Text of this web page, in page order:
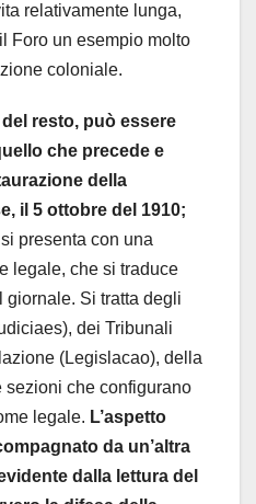
relativamente lunga,
Foro un esempio molto
coloniale.
resto, può essere
che precede e
della
il 5 ottobre del 1910;
presenta con una
legale, che si traduce
Si tratta degli
dei Tribunali
(Legislacao), della
che configurano
legale. L’aspetto
da un’altra
dalla lettura del